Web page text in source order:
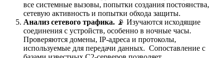
все системные вызовы, попытки создания постоянства,
сетевую активность и попытки обхода защиты.
Анализ сетевого трафика. 📡 Изучаются исходящие
соединения с устройств, особенно в ночные часы.
Проверяются домены, IP-адреса и протоколы,
используемые для передачи данных. Сопоставление с